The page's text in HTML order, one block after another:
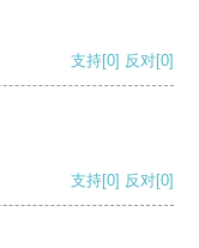
支持[0] 反对[0]
支持[0] 反对[0]